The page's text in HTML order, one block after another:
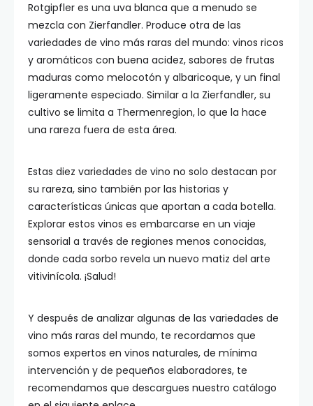
Rotgipfler es una uva blanca que a menudo se
mezcla con Zierfandler. Produce otra de las
variedades de vino más raras del mundo: vinos ricos
y aromáticos con buena acidez, sabores de frutas
maduras como melocotón y albaricoque, y un final
ligeramente especiado. Similar a la Zierfandler, su
cultivo se limita a Thermenregion, lo que la hace
una rareza fuera de esta área.
Estas diez variedades de vino no solo destacan por
su rareza, sino también por las historias y
características únicas que aportan a cada botella.
Explorar estos vinos es embarcarse en un viaje
sensorial a través de regiones menos conocidas,
donde cada sorbo revela un nuevo matiz del arte
vitivinícola. ¡Salud!
Y después de analizar algunas de las variedades de
vino más raras del mundo, te recordamos que
somos expertos en vinos naturales, de mínima
intervención y de pequeños elaboradores, te
recomendamos que descargues nuestro catálogo